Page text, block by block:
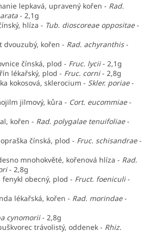
lepkavá, upravený kořen - Rad.
- 2,1g
hlíza - Tub. dioscoreae oppositae-
dvouzubý, kořen - Rad. achyranthis -
čínská, plod - Fruc. lycii - 2,1g
lékařský, plod - Fruc. corni - 2,8g
kokosová, sklerocium - Skler. poriae -
jilmový, kůra - Cort. eucommiae -
kořen - Rad. polygalae tenuifoliae-
čínská, plod - Fruc. schisandrae -
mnohokvěté, kořenová hlíza - Rad.
- 2,8g
fenykl obecný, plod - Fruct. foeniculi -
lékařská, kořen - Rad. morindae -
cynomorii- 2,8g
trávolistý, oddenek - Rhiz.